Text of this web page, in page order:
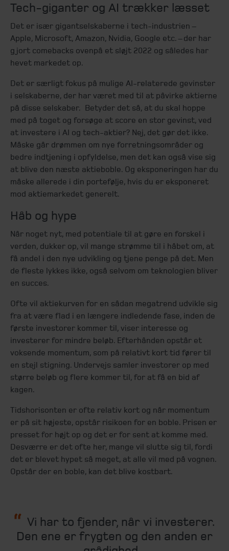
Tech-giganter og AI trækker læsset
Det er især gigantselskaberne i tech-industrien –
Apple, Microsoft, Amazon, Nvidia, Google etc. – der har
gjort comebacks ovenpå et sløjt 2022 og således har
hevet markedet op.
Det er særligt fokus på mulige AI-relaterede gevinster
i selskaberne, der har været med til at påvirke aktierne
på disse selskaber. Betyder det så, at du skal hoppe
med på toget og forsøge at score en stor gevinst, ved
at investere i AI og tech-aktier? Nej, det gør det ikke.
Måske går drømmen om nye forretningsområder og
bedre indtjening i opfyldelse, men det kan også vise sig
at blive den næste aktieboble. Og eksponeringen har du
måske allerede i din portefølje, hvis du er eksponeret
mod aktiemarkedet generelt.
Håb og hype
Når noget nyt, med potentiale til at gøre en forskel i
verden, dukker op, vil mange strømme til i håbet om, at
få andel i den nye udvikling og tjene penge på det. Men
de fleste lykkes ikke, også selvom om teknologien bliver
en succes.
Ofte vil aktiekurven for en sådan megatrend udvikle sig
fra at være flad i en længere indledende fase, inden de
første investorer kommer til, viser interesse og
investerer for mindre beløb. Efterhånden opstår et
voksende momentum, som på relativt kort tid fører til
en stejl stigning. Undervejs samler investorer op med
større beløb og flere kommer til, for at få en bid af
kagen.
Tidshorisonten er ofte relativ kort og når momentum
er på sit højeste, opstår risikoen for en boble. Prisen er
presset for højt op og det er for sent at komme med.
Desværre er det ofte her, mange vil slutte sig til, fordi
det er blevet hypet så meget, at alle vil med på vognen.
Opstår der en boble, kan det blive kostbart.
Vi har to fjender, når vi investerer.
Den ene er frygten og den anden er